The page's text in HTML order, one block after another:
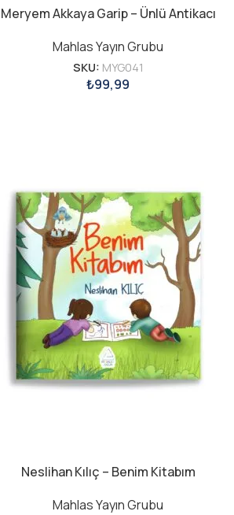
Meryem Akkaya Garip – Ünlü Antikacı
Mahlas Yayın Grubu
SKU: MYG041
₺99,99
Neslihan Kılıç – Benim Kitabım
Mahlas Yayın Grubu